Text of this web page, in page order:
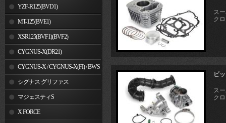
YZF-R125(BVD1)
MT-125(BVE1)
XSR125(BVF1)(BVF2)
CYGNUS-X(DR21)
CYGNUS-X / CYGNUS-X(FI) / BW'S
125 シグナス グリファス
マジェスティS
X FORCE
ス
ク
ビ
ス
ク